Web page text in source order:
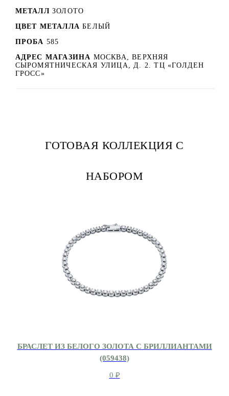
МЕТАЛЛ ЗОЛОТО
ЦВЕТ МЕТАЛЛА БЕЛЫЙ
ПРОБА 585
АДРЕС МАГАЗИНА МОСКВА, ВЕРХНЯЯ
СЫРОМЯТНИЧЕСКАЯ УЛИЦА, Д. 2. ТЦ «ГОЛДЕН
ГРОСС»
ГОТОВАЯ КОЛЛЕКЦИЯ С
НАБОРОМ
БРАСЛЕТ ИЗ БЕЛОГО ЗОЛОТА С БРИЛЛИАНТАМИ
(059438)
0 ₽